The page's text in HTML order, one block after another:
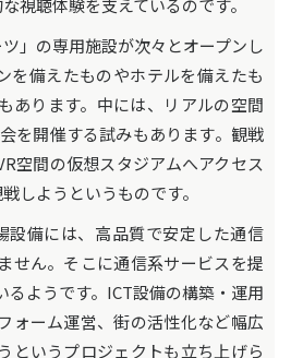
視聴体験を支えているのです。
」の専用施設が次々とオープンし
を備えたものやホテルを備えたも
あります。中には、リアルの空間
を開催する試みもあります。観戦
空間の仮想スタジアムへアクセス
しようというものです。
備には、高品質で安定した通信
せん。そこに通信系サービスを提
るようです。ICT設備の構築・運用
ォーム運営、街の活性化など幅広
というプロジェクトも立ち上げら